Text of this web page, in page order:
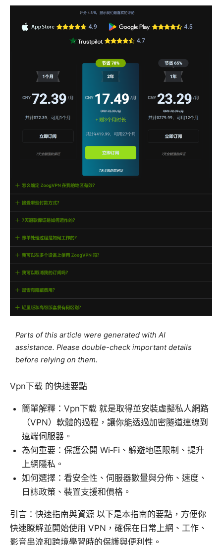
Parts of this article were generated with AI
assistance. Please double-check important details
before relying on them.
Vpn下载 的快速要點
簡單解釋：Vpn下载 就是取得並安裝虛擬私人網路
（VPN）軟體的過程，讓你能透過加密隧道連線到
遠端伺服器。
為何重要：保護公開 Wi‑Fi、躲避地區限制、提升
上網隱私。
如何選擇：看安全性、伺服器數量與分佈、速度、
日誌政策、裝置支援和價格。
引言：快速指南與資源 以下是本指南的要點，方便你
快速瞭解並開始使用 VPN，確保在日常上網、工作、
影音串流和跨境學習時的保護與便利性。